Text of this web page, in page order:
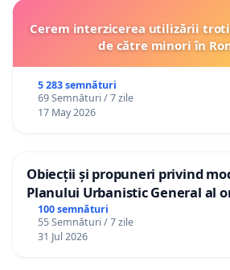
Cerem interzicerea utilizării
de către minori în
5 283 semnături
69 Semnături / 7 zile
17 May 2026
Obiecții și propuneri privind
Planului Urbanistic General al
100 semnături
55 Semnături / 7 zile
31 Jul 2026